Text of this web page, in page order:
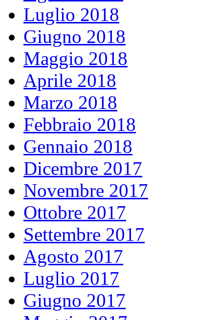
Luglio 2018
Giugno 2018
Maggio 2018
Aprile 2018
Marzo 2018
Febbraio 2018
Gennaio 2018
Dicembre 2017
Novembre 2017
Ottobre 2017
Settembre 2017
Agosto 2017
Luglio 2017
Giugno 2017